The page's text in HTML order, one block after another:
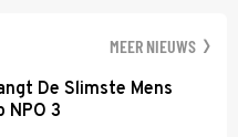
MEER NIEUWS
De Slimste Mens
NPO 3